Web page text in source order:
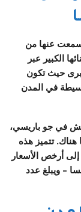
عنها من
الكبير عبر
حيث تكون
في المدن
في جو باريسي،
تتميز هذه
إلى أرخص الأسعار
– ويبلغ عدد